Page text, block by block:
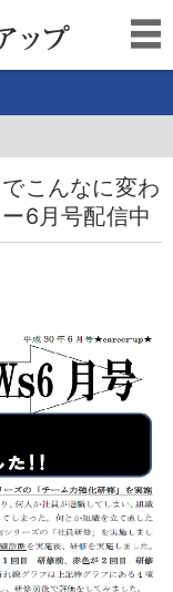
こんなに変わ
6月号配信中